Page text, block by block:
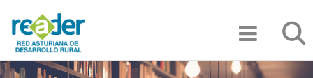
contenido
principal